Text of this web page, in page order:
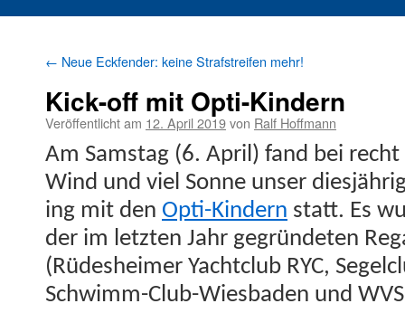
← Neue Eckfender: keine Strafstreifen mehr!
Kick-off mit Opti-Kindern
Veröffentlicht am 12. April 2019von Ralf Hoffmann
Am Sam­stag (6. April) fand bei
Wind und viel Sonne unser
ing mit den Opti-Kindern statt. Es
der im let­zten Jahr gegrün­de­ten
(Rüdesheimer Yacht­club RYC,
Schwimm-Club-Wies­baden und